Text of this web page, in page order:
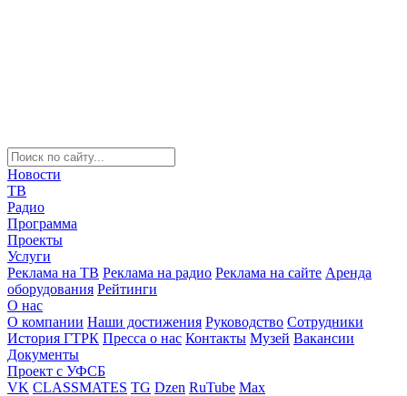
Новости
ТВ
Радио
Программа
Проекты
Услуги
Реклама на ТВ Реклама на радио Реклама на сайте Аренда
оборудования Рейтинги
О нас
О компании Наши достижения Руководство Сотрудники
История ГТРК Пресса о нас Контакты Музей Вакансии
Документы
Проект с УФСБ
VK CLASSMATES TG Dzen RuTube Max